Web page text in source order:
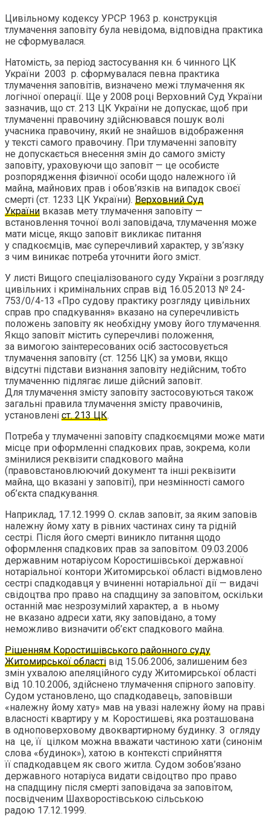
Цивільному кодексу УРСР 1963 р. конструкція
тлумачення заповіту була невідома, відповідна практика
не сформувалася.
Натомість, за період застосування кн. 6 чинного ЦК
України 2003 р. сформувалася певна практика
тлумачення заповітів, визначено межі тлумачення як
логічної операції. Ще у 2008 році Верховний Суд України
зазначив, що ст. 213 ЦК України не допускає, щоб при
тлумаченні правочину здійснювався пошук волі
учасника правочину, який не знайшов відображення
у тексті самого правочину. При тлумаченні заповіту
не допускається внесення змін до самого змісту
заповіту, ураховуючи що заповіт — це особисте
розпорядження фізичної особи щодо належного їй
майна, майнових прав і обов’язків на випадок своєї
смерті (ст. 1233 ЦК України). Верховний Суд
України вказав мету тлумачення заповіту —
встановлення точної волі заповідача, тлумачення може
мати місце, якщо заповіт викликає питання
у спадкоємців, має суперечливий характер, у зв’язку
з чим виникає потреба уточнити його зміст.
У листі Вищого спеціалізованого суду України з розгляду
цивільних і кримінальних справ від 16.05.2013 № 24-
753/0/4-13 «Про судову практику розгляду цивільних
справ про спадкування» вказано на суперечливість
положень заповіту як необхідну умову його тлумачення.
Якщо заповіт містить суперечливі положення,
за вимогою заінтересованих осіб застосовується
тлумачення заповіту (ст. 1256 ЦК) за умови, якщо
відсутні підстави визнання заповіту недійсним, тобто
тлумаченню підлягає лише дійсний заповіт.
Для тлумачення змісту заповіту застосовуються також
загальні правила тлумачення змісту правочинів,
установлені ст. 213 ЦК.
Потреба у тлумаченні заповіту спадкоємцями може мати
місце при оформленні спадкових прав, зокрема, коли
змінилися реквізити спадкового майна
(правовстановлюючий документ та інші реквізити
майна, що вказані у заповіті), при незмінності самого
об’єкта спадкування.
Наприклад, 17.12.1999 О. склав заповіт, за яким заповів
належну йому хату в рівних частинах сину та рідній
сестрі. Після його смерті виникло питання щодо
оформлення спадкових прав за заповітом. 09.03.2006
державним нотаріусом Коростишівської державної
нотаріальної контори Житомирської області відмовлено
сестрі спадкодавця у вчиненні нотаріальної дії — видачі
свідоцтва про право на спадщину за заповітом, оскільки
останній має незрозумілий характер, а в ньому
не вказано адреси хати, яку заповідано, а тому
неможливо визначити об’єкт спадкового майна.
Рішенням Коростишівського районного суду
Житомирської області від 15.06.2006, залишеним без
змін ухвалою апеляційного суду Житомирської області
від 10.10.2006, здійснено тлумачення спірного заповіту.
Судом установлено, що спадкодавець, заповівши
«належну йому хату» мав на увазі належну йому на праві
власності квартиру у м. Коростишеві, яка розташована
в одноповерховому двоквартирному будинку. З огляду
на це, її цілком можна вважати частиною хати (синонім
слова «будинок»), хатою в контексті сприйняття
її спадкодавцем як свого житла. Судом зобов’язано
державного нотаріуса видати свідоцтво про право
на спадщину після смерті заповідача за заповітом,
посвідченим Шахворостівською сільською
радою 17.12.1999.